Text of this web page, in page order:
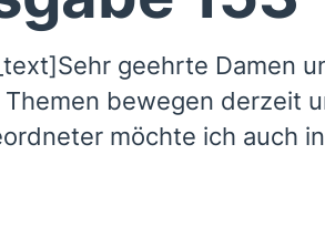
geehrte Damen
bewegen derzeit
möchte ich auch